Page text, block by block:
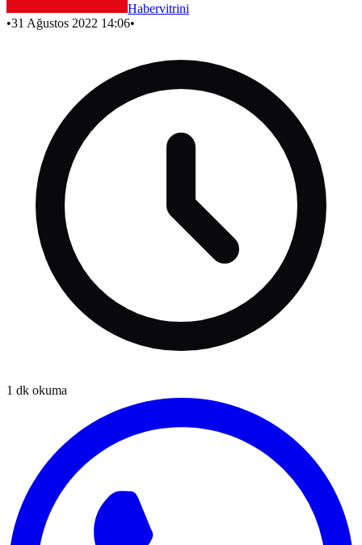
Habervitrini
•31 Ağustos 2022 14:06•
1 dk okuma